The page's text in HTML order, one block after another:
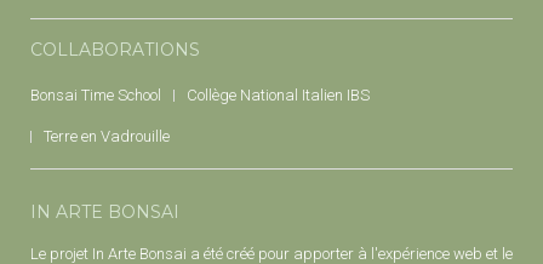
COLLABORATIONS
Bonsai Time School Collège National Italien IBS
Terre en Vadrouille
IN ARTE BONSAI
Le projet In Arte Bonsai a été créé pour apporter à l'expérience web et le